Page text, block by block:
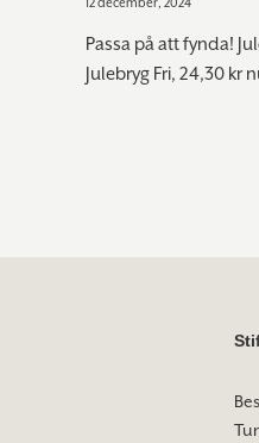
12 december, 2024
Passa på att fynda!
Julebryg Fri, 24,30 kr